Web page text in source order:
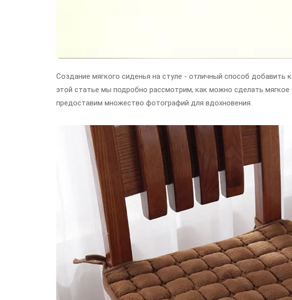
Создание мягкого сиденья на стуле - отличный способ добавить
этой статье мы подробно рассмотрим, как можно сделать мягкое
предоставим множество фотографий для вдохновения.